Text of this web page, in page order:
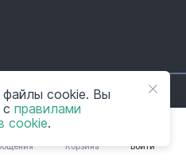
Войти
Корзина
данных
и контроля
файлы cookie. Вы
правилами
cookie.